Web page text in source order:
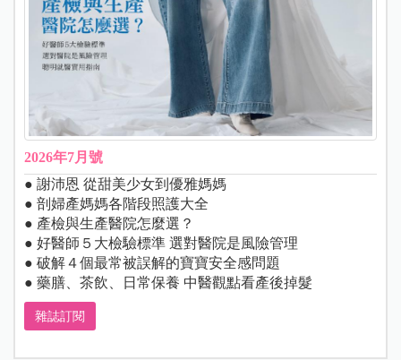
2026年7月號
● 謝沛恩 從甜美少女到優雅媽媽
● 剖婦產媽媽各階段照護大全
● 產檢與生產醫院怎麼選？
● 好醫師５大檢驗標準 選對醫院是風險管理
● 破解４個最常被誤解的寶寶安全感問題
● 藥膳、茶飲、日常保養 中醫觀點看產後掉髮
雜誌訂閱